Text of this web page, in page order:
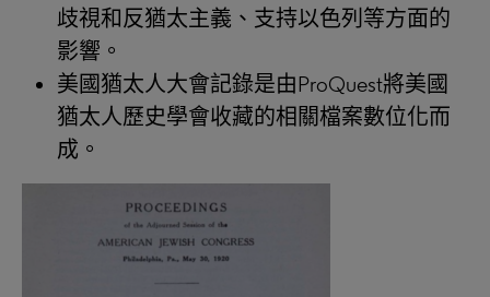
歧視和反猶太主義、支持以色列等方面的
影響。
美國猶太人大會記錄是由ProQuest將美國
猶太人歷史學會收藏的相關檔案數位化而
成。